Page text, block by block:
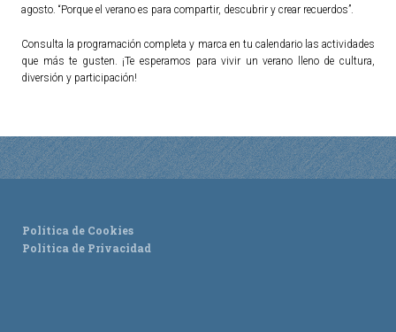
agosto. “Porque el verano es para compartir, descubrir y crear recuerdos”.
Consulta la programación completa y marca en tu calendario las actividades
que más te gusten. ¡Te esperamos para vivir un verano lleno de cultura,
diversión y participación!
Política de Cookies
Política de Privacidad